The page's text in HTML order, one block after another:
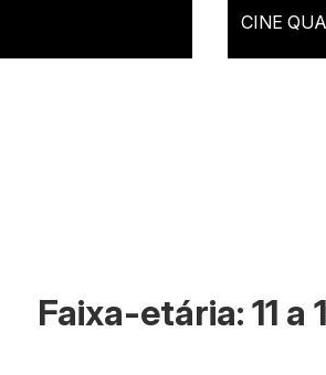
CINE
Faixa-etária: 11 a